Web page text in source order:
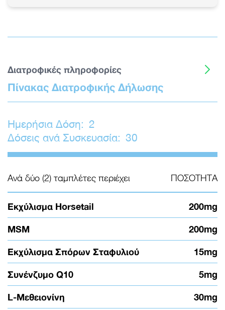
Διατροφικές πληροφορίες
Πίνακας Διατροφικής Δήλωσης
Ημερήσια Δόση: 2
Δόσεις ανά Συσκευασία: 30
Ανά δύο (2) ταμπλέτες περιέχει ΠΟΣΟΤΗΤΑ
Εκχύλισμα Horsetail 200mg
MSM 200mg
Εκχύλισμα Σπόρων Σταφυλιού 15mg
Συνένζυμο Q10 5mg
L-Μεθειονίνη 30mg